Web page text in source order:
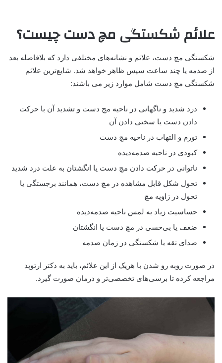
علائم شکستگی مچ دست چیست؟
شکستگی مچ دست، علائم و نشانه‌های مختلفی دارد که بلافاصله بعد
از صدمه یا چند ساعت سپس ظاهر خواهد شد. شایع‌ترین علائم
شکستگی مچ دست شامل موارد زیر می باشند:
درد شدید و ناگهانی در ناحیه مچ دست و تشدید آن با حرکت
دادن دست یا سختی دادن آن
تورم و التهاب در ناحیه مچ دست
کبودی در ناحیه صدمه‌دیده
ناتوانی در حرکت دادن مچ دست یا انگشتان به علت درد شدید
تحول شکل قابل مشاهده در مچ دست، همانند برجستگی یا
تحول در زاویه مچ
حساسیت زیاد به لمس ناحیه صدمه‌دیده
ضعف یا بی‌حسی در مچ دست یا انگشتان
صدای تقه یا شکستگی در زمان صدمه
در صورت روبه رو شدن با هریک از این علائم، باید به دکتر ارتوپد
مراجعه کرده تا برسی‌های تخصصی‌تر و درمان صورت گیرد.